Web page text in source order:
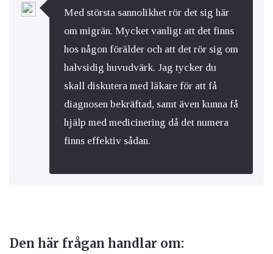
Med största sannolikhet rör det sig här
om migrän. Mycket vanligt att det finns
hos någon förälder och att det rör sig om
halvsidig huvudvärk. Jag tycker du
skall diskutera med läkare för att få
diagnosen bekräftad, samt även kunna få
hjälp med medicinering då det numera
finns effektiv sådan.
Den här frågan handlar om: